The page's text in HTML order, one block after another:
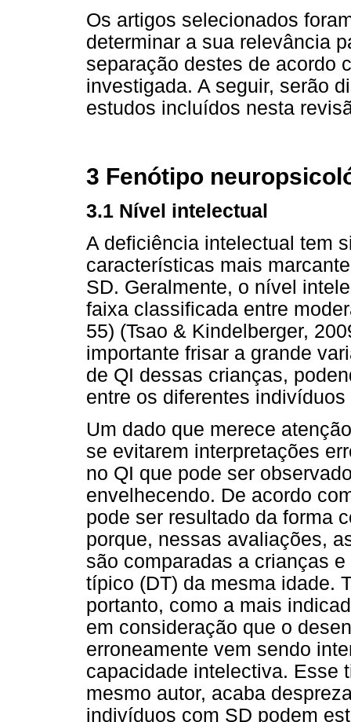
Os artigos selecionados
determinar a sua relevância
separação destes de acordo
investigada. A seguir, serão
estudos incluídos nesta
3 Fenótipo
3.1 Nível intelectual
A deficiência intelectual tem
características mais
SD. Geralmente, o nível
faixa classificada entre
55) (Tsao & Kindelberger,
importante frisar a grande
de QI dessas crianças,
entre os diferentes
Um dado que merece
se evitarem interpretações
no QI que pode ser
envelhecendo. De acordo
pode ser resultado da forma
porque, nessas avaliações,
são comparadas a crianças
típico (DT) da mesma idade.
portanto, como a mais
em consideração que o
erroneamente vem sendo
capacidade intelectiva. Esse
mesmo autor, acaba
indivíduos com SD podem